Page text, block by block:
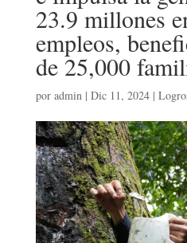
23.9 millones
empleos,
de 25,000
por admin| Dic 11, 2024|